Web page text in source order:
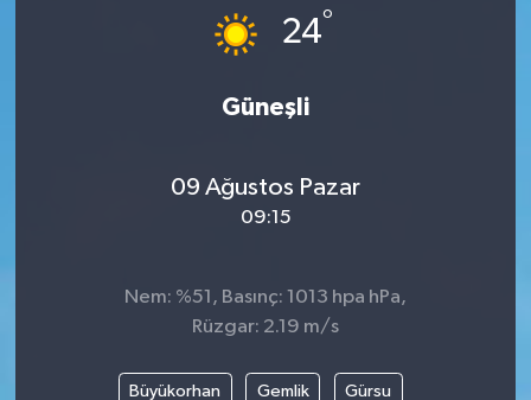
24°
Güneşli
09 Ağustos Pazar
09:15
Nem: %51, Basınç: 1013 hpa hPa,
Rüzgar: 2.19 m/s
Büyükorhan Gemlik Gürsu